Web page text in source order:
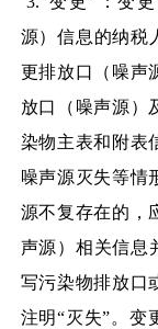
源）信息的纳税
更排放口（噪声
放口（噪声源）
染物主表和附表
噪声源灭失等情
源不复存在的，
声源）相关信息
写污染物排放口
注明“灭失”。变